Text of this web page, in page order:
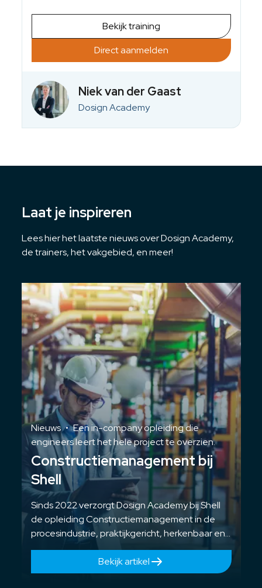
Bekijk training
Direct aanmelden
Niek van der Gaast
Dosign Academy
Laat je inspireren
Lees hier het laatste nieuws over Dosign Academy,
de trainers, het vakgebied, en meer!
Nieuws • Een in-company opleiding die
engineers leert het hele project te overzien.
Constructiemanagement bij
Shell
Sinds 2022 verzorgt Dosign Academy bij Shell
de opleiding Constructiemanagement in de
procesindustrie, praktijkgericht, herkenbaar en
volledig in-company.
Bekijk artikel